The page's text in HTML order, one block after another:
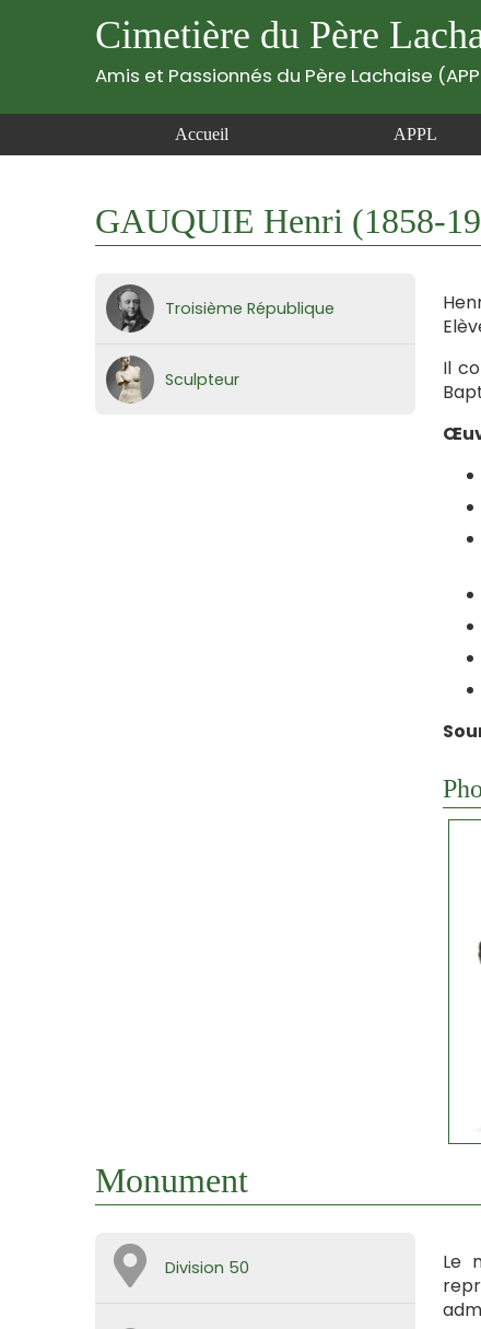
Cimetière du Père
Amis et Passionnés du Père Lachaise
Accueil APPL
GAUQUIE Henri (1858-
Troisième République
Sculpteur
Il
Monument
Division 50
Le